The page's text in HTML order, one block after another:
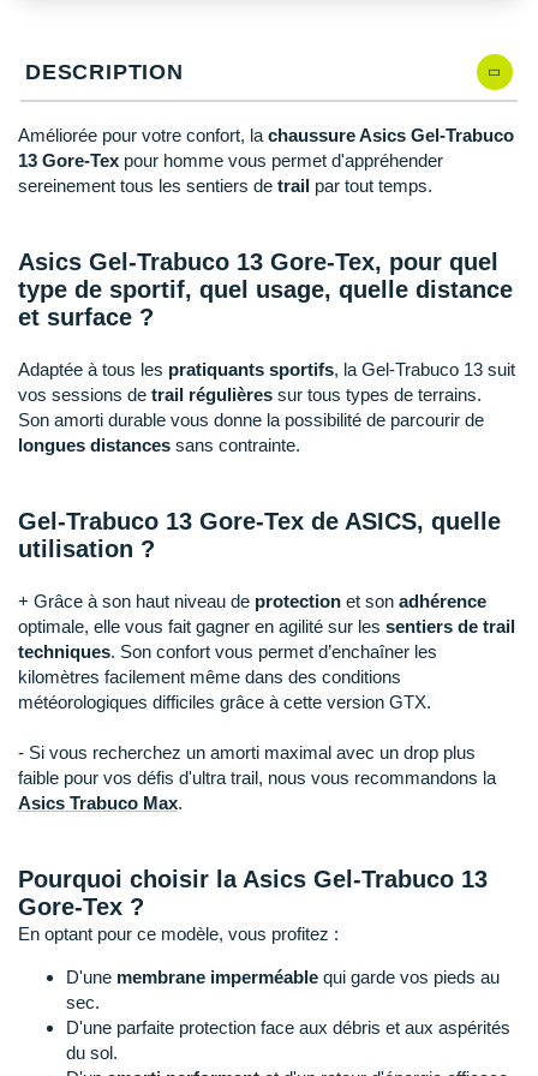
DESCRIPTION
Améliorée pour votre confort, la chaussure Asics Gel-Trabuco
13 Gore-Tex pour homme vous permet d'appréhender
sereinement tous les sentiers de trail par tout temps.
Asics Gel-Trabuco 13 Gore-Tex, pour quel
type de sportif, quel usage, quelle distance
et surface ?
Adaptée à tous les pratiquants sportifs, la Gel-Trabuco 13 suit
vos sessions de trail régulières sur tous types de terrains.
Son amorti durable vous donne la possibilité de parcourir de
longues distances sans contrainte.
Gel-Trabuco 13 Gore-Tex de ASICS, quelle
utilisation ?
+ Grâce à son haut niveau de protection et son adhérence
optimale, elle vous fait gagner en agilité sur les sentiers de trail
techniques. Son confort vous permet d’enchaîner les
kilomètres facilement même dans des conditions
météorologiques difficiles grâce à cette version GTX.
- Si vous recherchez un amorti maximal avec un drop plus
faible pour vos défis d'ultra trail, nous vous recommandons la
Asics Trabuco Max.
Pourquoi choisir la Asics Gel-Trabuco 13
Gore-Tex ?
En optant pour ce modèle, vous profitez :
D'une membrane imperméable qui garde vos pieds au
sec.
D'une parfaite protection face aux débris et aux aspérités
du sol.
DÉSTOCKAGE
+ Voir tous lesaccessoires
NNormal
Odlo
On-Running
Orca
OVERSTIMS
Petzl
Polar
Raidlight
Reebok
Salomon
Saucony
Scarpa
Shokz
Sidas
Smoon
Speedo